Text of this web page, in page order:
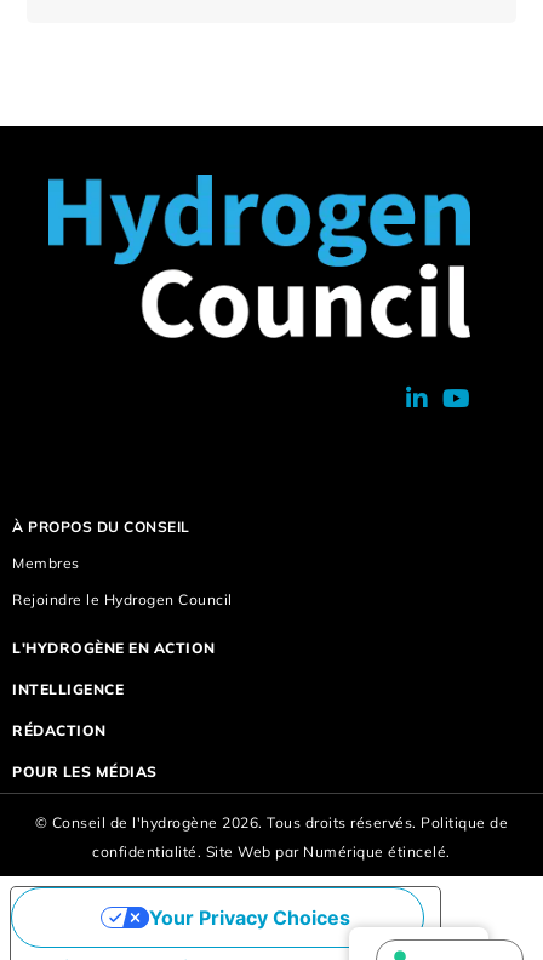
À PROPOS DU CONSEIL
Membres
Rejoindre le Hydrogen Council
L'HYDROGÈNE EN ACTION
INTELLIGENCE
RÉDACTION
POUR LES MÉDIAS
© Conseil de l'hydrogène 2026. Tous droits réservés. Politique de
confidentialité. Site Web par Numérique étincelé.
Your Privacy Choices